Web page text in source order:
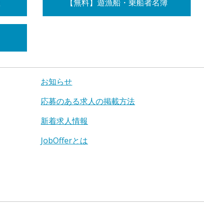
【無料】遊漁船・乗船者名簿
お知らせ
応募のある求人の掲載方法
新着求人情報
JobOfferとは